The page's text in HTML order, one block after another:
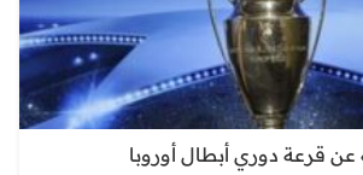
عن قرعة دوري أبطال أوروبا